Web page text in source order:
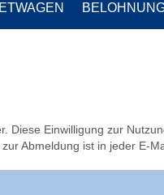
Diese Einwilligung zur
Abmeldung ist in jeder E-